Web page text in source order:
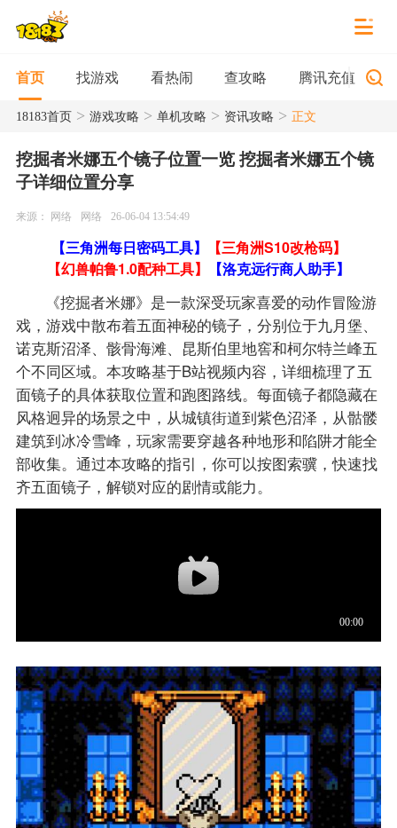
首页 找游戏 看热闹 查攻略 腾讯充值
18183首页> 游戏攻略 > 单机攻略 > 资讯攻略 > 正文
挖掘者米娜五个镜子位置一览 挖掘者米娜五个镜
子详细位置分享
来源： 网络 网络 26-06-04 13:54:49
【三角洲每日密码工具】
【三角洲S10改枪码】
【幻兽帕鲁1.0配种工具】
【洛克远行商人助手】
《挖掘者米娜》是一款深受玩家喜爱的动作冒险游
戏，游戏中散布着五面神秘的镜子，分别位于九月堡、
诺克斯沼泽、骸骨海滩、昆斯伯里地窖和柯尔特兰峰五
个不同区域。本攻略基于B站视频内容，详细梳理了五
面镜子的具体获取位置和跑图路线。每面镜子都隐藏在
风格迥异的场景之中，从城镇街道到紫色沼泽，从骷髅
建筑到冰冷雪峰，玩家需要穿越各种地形和陷阱才能全
部收集。通过本攻略的指引，你可以按图索骥，快速找
齐五面镜子，解锁对应的剧情或能力。